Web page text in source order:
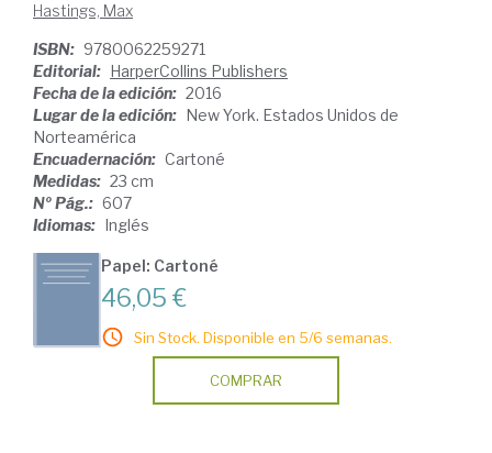
Hastings, Max
ISBN: 9780062259271
Editorial: HarperCollins Publishers
Fecha de la edición: 2016
Lugar de la edición: New York. Estados Unidos de
Norteamérica
Encuadernación: Cartoné
Medidas: 23 cm
Nº Pág.: 607
Idiomas: Inglés
Papel: Cartoné
46,05 €
Sin Stock. Disponible en 5/6 semanas.
COMPRAR